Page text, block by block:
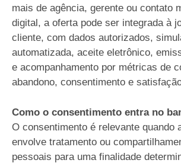
mais de agência, gerente ou contato
digital, a oferta pode ser integrada à
cliente, com dados autorizados,
automatizada, aceite eletrônico,
e acompanhamento por métricas de
abandono, consentimento e
Como o consentimento entra no
O consentimento é relevante quando
envolve tratamento ou
pessoais para uma finalidade